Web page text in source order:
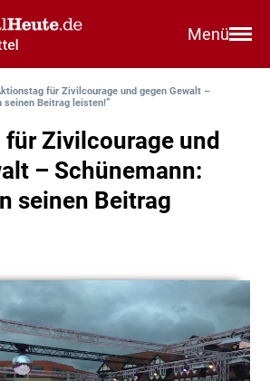
Menü
für Zivilcourage und gegen Gewalt –
seinen Beitrag leisten!”
Zivilcourage und
– Schünemann:
seinen Beitrag